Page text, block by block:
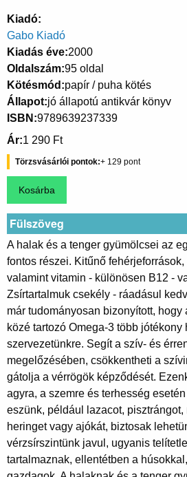
Kiadó
Gabo Kiadó
Kiadás éve 2000
Oldalszám 95 oldal
Kötésmód papír / puha kötés
Állapot jó állapotú antikvár könyv
ISBN 9789639237339
Ár 1 290 Ft
Törzsvásárlói pontok 129
Fülszöveg
A halak és a tenger gyümölcsei az
fontos részei. Kitűnő
valamint vitamin - különösen B12 -
Zsírtartalmuk csekély - ráadásul
már tudományosan bizonyított, hogy
közé tartozó Omega-3 több jótékony
szervezetünkre. Segít a szív- és
megelőzésében, csökkentheti a
gátolja a vérrögök képződését.
agyra, a szemre és terhesség
eszünk, például lazacot, pisztrángot,
heringet vagy ajókát, biztosak
vérzsírszintünk javul, ugyanis
tartalmaznak, ellentétben a